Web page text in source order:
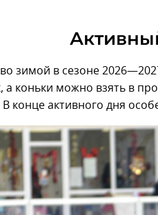
зимой в сезоне
а коньки можно взять в
В конце активного дня